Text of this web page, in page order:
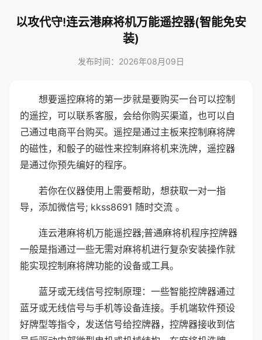
以攻代守!连云港麻将机万能遥控器(智能免安
装)
发布时间：2026年08月09日
想要遥控麻将的第一步就是要购买一台可以控制
的遥控，可以联系客服，会给你购买渠道，也可以自
己通过电商平台购买。遥控是通过主板来控制麻将牌
的磁性，和骰子的磁性来控制麻将机来洗牌，遥控器
是通过你预先编好的程序。
若你在仪器使用上需要帮助，想获取一对一指
导，添加微信号; kkss8691 随时交流 。
连云港麻将机万能遥控器;普通麻将机程序控牌器
一般是指通过一些无需对麻将机进行复杂安装操作就
能实现控制麻将牌功能的设备或工具。
蓝牙或无线信号控制原理：一些智能控牌器通过
蓝牙或无线信号与手机等设备连接。手机端软件预设
好牌型等指令，发送信号给控牌器，控牌器接收到信